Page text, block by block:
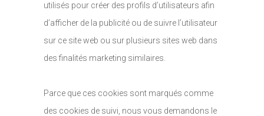
utilisés pour créer des profils d’utilisateurs afin
d’afficher de la publicité ou de suivre l’utilisateur
sur ce site web ou sur plusieurs sites web dans
des finalités marketing similaires.
Parce que ces cookies sont marqués comme
des cookies de suivi, nous vous demandons le